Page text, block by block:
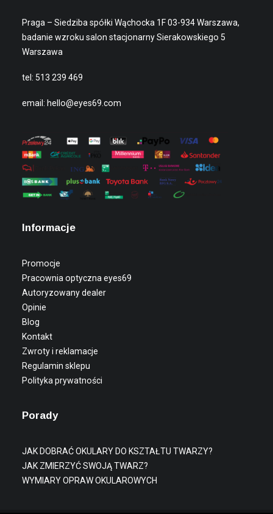
Praga – Siedziba spółki Wąchocka 1F 03-934 Warszawa,
badanie wzroku salon stacjonarny Sierakowskiego 5
Warszawa
tel: 513 239 469
email: hello@eyes69.com
Informacje
Promocje
Pracownia optyczna eyes69
Autoryzowany dealer
Opinie
Blog
Kontakt
Zwroty i reklamacje
Regulamin sklepu
Polityka prywatności
Porady
JAK DOBRAĆ OKULARY DO KSZTAŁTU TWARZY?
JAK ZMIERZYĆ SWOJĄ TWARZ?
WYMIARY OPRAW OKULAROWYCH